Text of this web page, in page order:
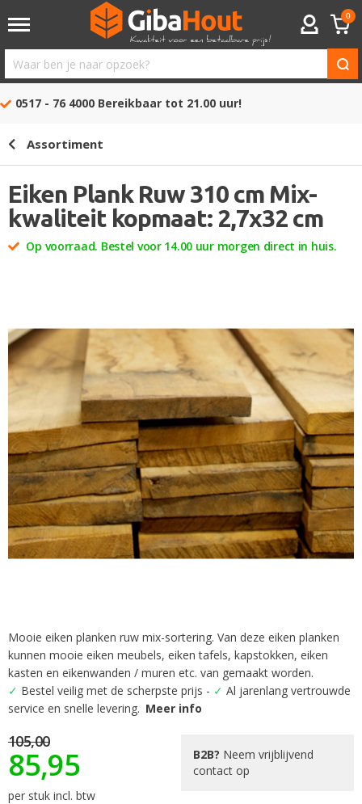
ACCOUNT
0
Waar
ben
opzoek?
0517 - 76 4000 Bereikbaar tot 21.00 uur!
Assortiment
Eiken Plank Ruw 310 cm Mix-
kwaliteit kopmaat: 2,7x32 cm
Op voorraad. Bestel voor 14.00 uur morgen direct in huis.
einde
van
de
afbeeldingen-
gallerij
Ga
naar
het
begin
van
afbeeldingen-
gallerij
Mooie eiken planken ruw mix-sortering. Van deze eiken planken
kunnen mooie eiken meubels, eiken tafels, kapstokken, eiken
kasten en eikenwanden / muren etc. van gemaakt worden.
✓ Bestel veilig met de scherpste prijs - ✓ Al jarenlang vertrouwde
service en snelle levering. Meer info
105,00
85,95
per stuk incl. btw
B2B? Neem vrijblijvend
contact op